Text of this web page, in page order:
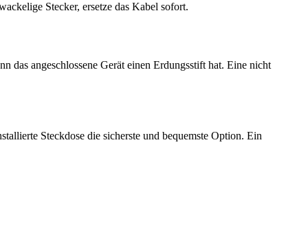
Stecker, ersetze das Kabel sofort.
das angeschlossene Gerät einen Erdungsstift hat. Eine nicht
Steckdose die sicherste und bequemste Option. Ein